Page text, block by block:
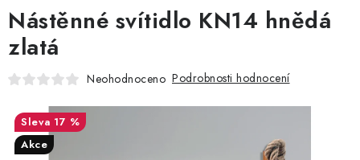
KUCHYŇ A JÍDELNA
LOŽNICE
KANCELÁŘ / PRACOVNA
Nástěnné svítidlo KN14 hnědá
zlatá
Neohodnoceno Podrobnosti hodnocení
17 %
Akce